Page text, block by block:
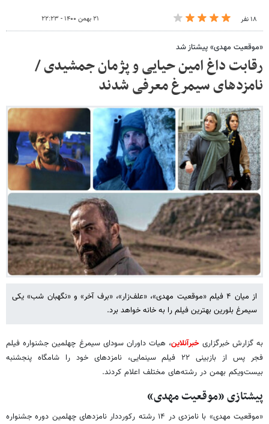
۱۸ نفر ۲۱ بهمن ۱۴۰۰ - ۲۲:۲۳
«موقعیت مهدی» پیشتاز شد
رقابت داغ امین حیایی و پژمان جمشیدی /
نامزدهای سیمرغ معرفی شدند
از میان ۴ فیلم «موقعیت مهدی»، «علف‌زار»، «برف آخر» و «نگهبان شب» یکی
سیمرغ بلورین بهترین فیلم را به خانه خواهد برد.
به گزارش خبرگزاریخبرآنلاین، هیات داوران سودای سیمرغ چهلمین جشنواره فیلم
فجر پس از بازبینی ۲۲ فیلم سینمایی، نامزدهای خود را شامگاه پنجشنبه
بیست‌ویکم بهمن‌ در رشته‌های مختلف اعلام کردند.
پیشتازی «موقعیت مهدی»
«موقعیت مهدی» با نامزدی در ۱۴ رشته رکورددار نامزدهای چهلمین دوره جشنواره